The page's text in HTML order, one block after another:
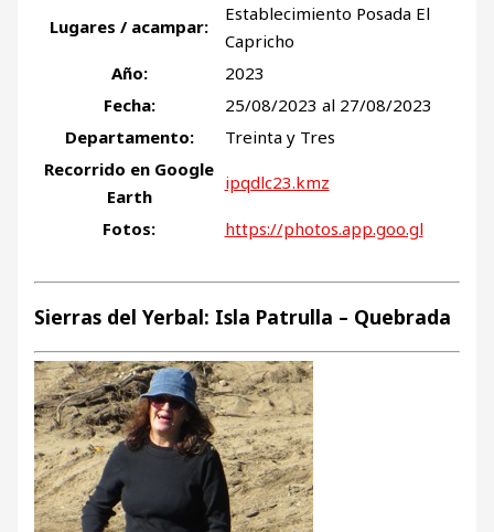
Lugares / acampar:
Establecimiento Posada El
Capricho
Año:
2023
Fecha:
25/08/2023 al 27/08/2023
Departamento:
Treinta y Tres
Recorrido en Google
Earth
ipqdlc23.kmz
Fotos: https://photos.app.goo.gl
Sierras del Yerbal: Isla Patrulla – Quebrada